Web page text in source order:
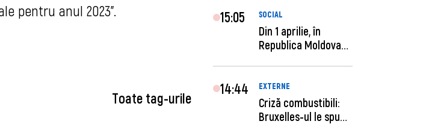
pentru anul 2023".
Toate tag-urile
15:05 SOCIAL
Din 1 aprilie, în
Republica Moldova
14:44 EXTERNE
Criză combustibili:
Bruxelles-ul le spune